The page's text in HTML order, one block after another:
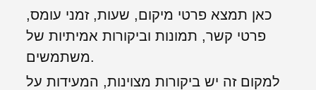
כאן תמצא פרטי מיקום, שעות, זמני עומס,
פרטי קשר, תמונות וביקורות אמיתיות של
משתמשים.
למקום זה יש ביקורות מצוינות, המעידות על